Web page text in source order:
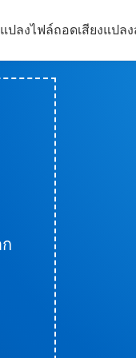
แปลงไฟล์ถอดเสียงแปล